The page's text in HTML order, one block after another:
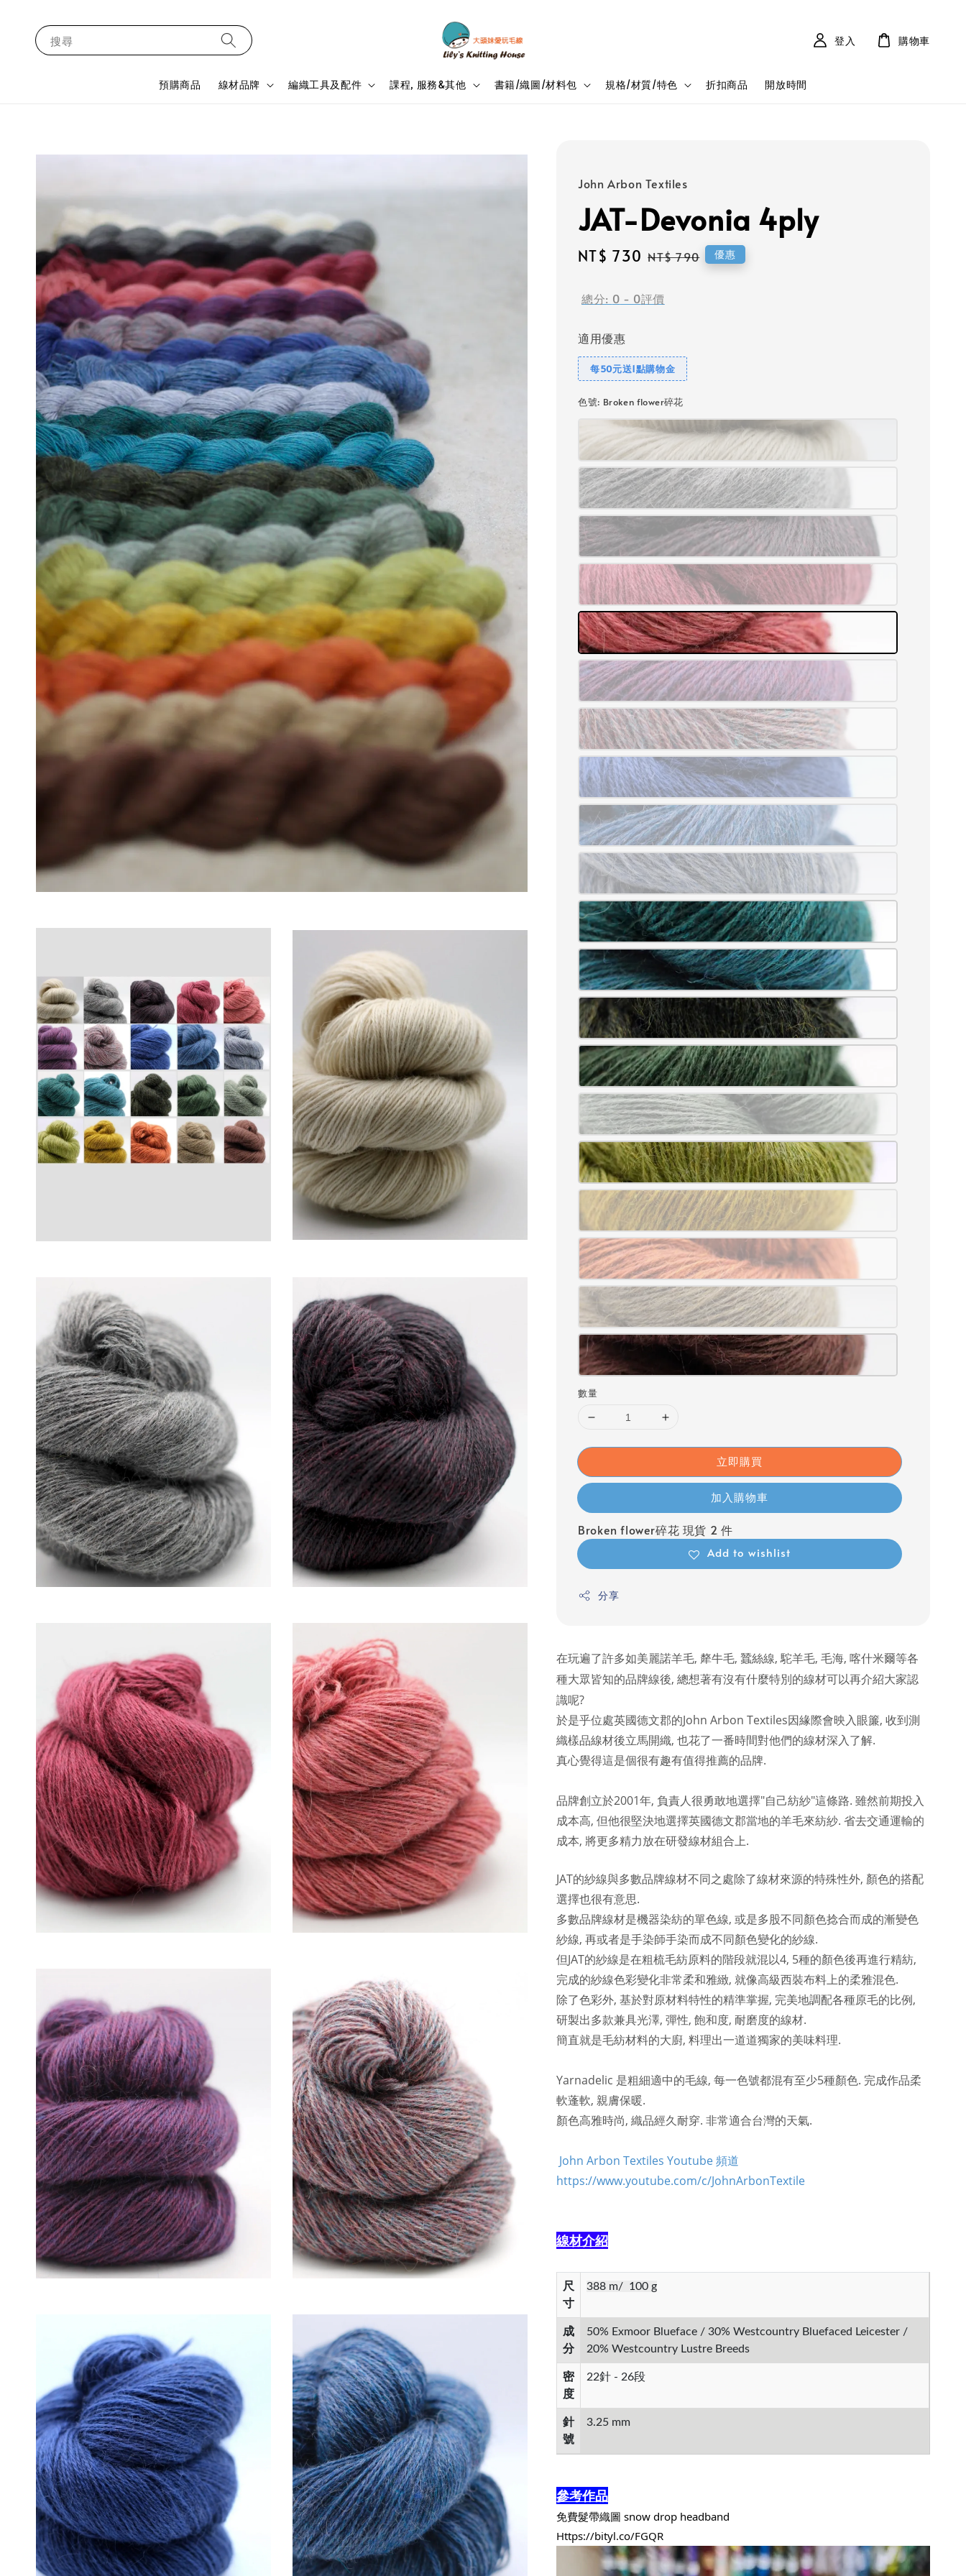
搜尋
預購商品 線材品牌 編織工具及配件 課程, 服務&其他 書籍/織圖/材料包 規格/材質/特色 折扣商品 開放時間
登入 購物車
John Arbon Textiles
JAT-Devonia 4ply
Sale
NT$ 730 Regular
NT$ 790 優惠
總分: 0 - 0評價
適用優惠
每50元送1點購物金
色號: Broken flower碎花
數量
立即購買
加入購物車
Broken flower碎花 現貨 2 件
Add to wishlist
分享
在玩遍了許多如美麗諾羊毛, 犛牛毛, 蠶絲線, 駝羊毛, 毛海, 喀什米爾等各
種大眾皆知的品牌線後, 總想著有沒有什麼特別的線材可以再介紹大家認
識呢?
於是乎位處英國德文郡的John Arbon Textiles因緣際會映入眼簾, 收到測
織樣品線材後立馬開織, 也花了一番時間對他們的線材深入了解.
真心覺得這是個很有趣有值得推薦的品牌.
品牌創立於2001年, 負責人很勇敢地選擇"自己紡紗"這條路. 雖然前期投入
成本高, 但他很堅決地選擇英國德文郡當地的羊毛來紡紗. 省去交通運輸的
成本, 將更多精力放在研發線材組合上.
JAT的紗線與多數品牌線材不同之處除了線材來源的特殊性外, 顏色的搭配
選擇也很有意思.
多數品牌線材是機器染紡的單色線, 或是多股不同顏色捻合而成的漸變色
紗線, 再或者是手染師手染而成不同顏色變化的紗線.
但JAT的紗線是在粗梳毛紡原料的階段就混以4, 5種的顏色後再進行精紡,
完成的紗線色彩變化非常柔和雅緻, 就像高級西裝布料上的柔雅混色.
除了色彩外, 基於對原材料特性的精準掌握, 完美地調配各種原毛的比例,
研製出多款兼具光澤, 彈性, 飽和度, 耐磨度的線材.
簡直就是毛紡材料的大廚, 料理出一道道獨家的美味料理.
Yarnadelic 是粗細適中的毛線, 每一色號都混有至少5種顏色. 完成作品柔
軟蓬軟, 親膚保暖.
顏色高雅時尚, 織品經久耐穿. 非常適合台灣的天氣.
John Arbon Textiles Youtube 頻道
https://www.youtube.com/c/JohnArbonTextile
線材介紹
尺
寸
388 m/ 100 g
成
分
50% Exmoor Blueface / 30% Westcountry Bluefaced Leicester /
20% Westcountry Lustre Breeds
密
度
22針 - 26段
針
號
3.25 mm
參考作品
免費髮帶織圖 snow drop headband
Https://bityl.co/FGQR